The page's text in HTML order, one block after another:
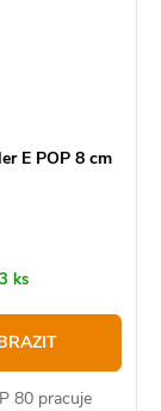
E POP 8 cm
3 ks
80 pracuje